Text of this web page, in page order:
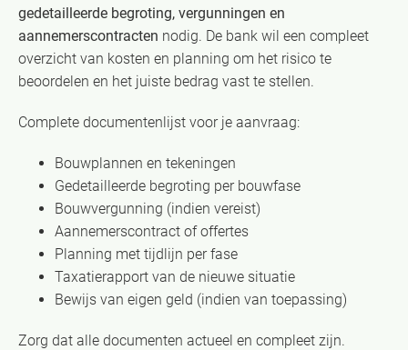
gedetailleerde begroting, vergunningen en
aannemerscontracten nodig. De bank wil een compleet
overzicht van kosten en planning om het risico te
beoordelen en het juiste bedrag vast te stellen.
Complete documentenlijst voor je aanvraag:
Bouwplannen en tekeningen
Gedetailleerde begroting per bouwfase
Bouwvergunning (indien vereist)
Aannemerscontract of offertes
Planning met tijdlijn per fase
Taxatierapport van de nieuwe situatie
Bewijs van eigen geld (indien van toepassing)
Zorg dat alle documenten actueel en compleet zijn.